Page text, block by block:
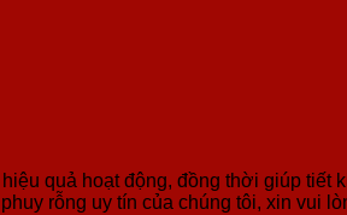
quả hoạt động, đồng thời giúp tiết
rỗng uy tín của chúng tôi, xin vui